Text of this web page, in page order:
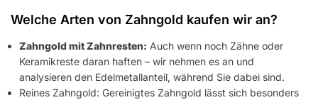
Welche Arten von Zahngold kaufen wir an?
Zahngold mit Zahnresten: Auch wenn noch Zähne oder
Keramikreste daran haften – wir nehmen es an und
analysieren den Edelmetallanteil, während Sie dabei sind.
Reines Zahngold: Gereinigtes Zahngold lässt sich besonders